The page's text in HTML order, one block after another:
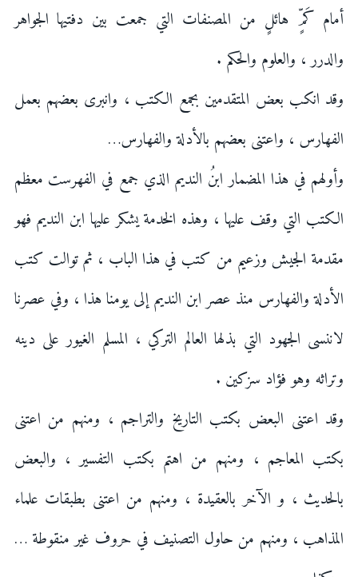
أمام كَمٍّ هائلٍ من المصنفات التي جمعت بين دفتيها الجواهر
والدرر ، والعلوم والحكم .
وقد انكب بعض المتقدمين بجمع الكتب ، وانبرى بعضهم بعمل
الفهارس ، واعتنى بعضهم بالأدلة والفهارس…
وأولهم في هذا المضمار ابنُ النديم الذي جمع في الفهرست معظم
الكتب التي وقف عليها ، وهذه الخدمة يشكر عليها ابن النديم فهو
مقدمة الجيش وزعيم من كتب في هذا الباب ، ثم توالت كتب
الأدلة والفهارس منذ عصر ابن النديم إلى يومنا هذا ، وفي عصرنا
لاننسى الجهود التي بذلها العالم التركي ، المسلم الغيور على دينه
وتراثه وهو فؤاد سزكين .
وقد اعتنى البعض بكتب التاريخ والتراجم ، ومنهم من اعتنى
بكتب المعاجم ، ومنهم من اهتم بكتب التفسير ، والبعض
بالحديث ، و الآخر بالعقيدة ، ومنهم من اعتنى بطبقات علماء
المذاهب ، ومنهم من حاول التصنيف في حروف غير منقوطة …